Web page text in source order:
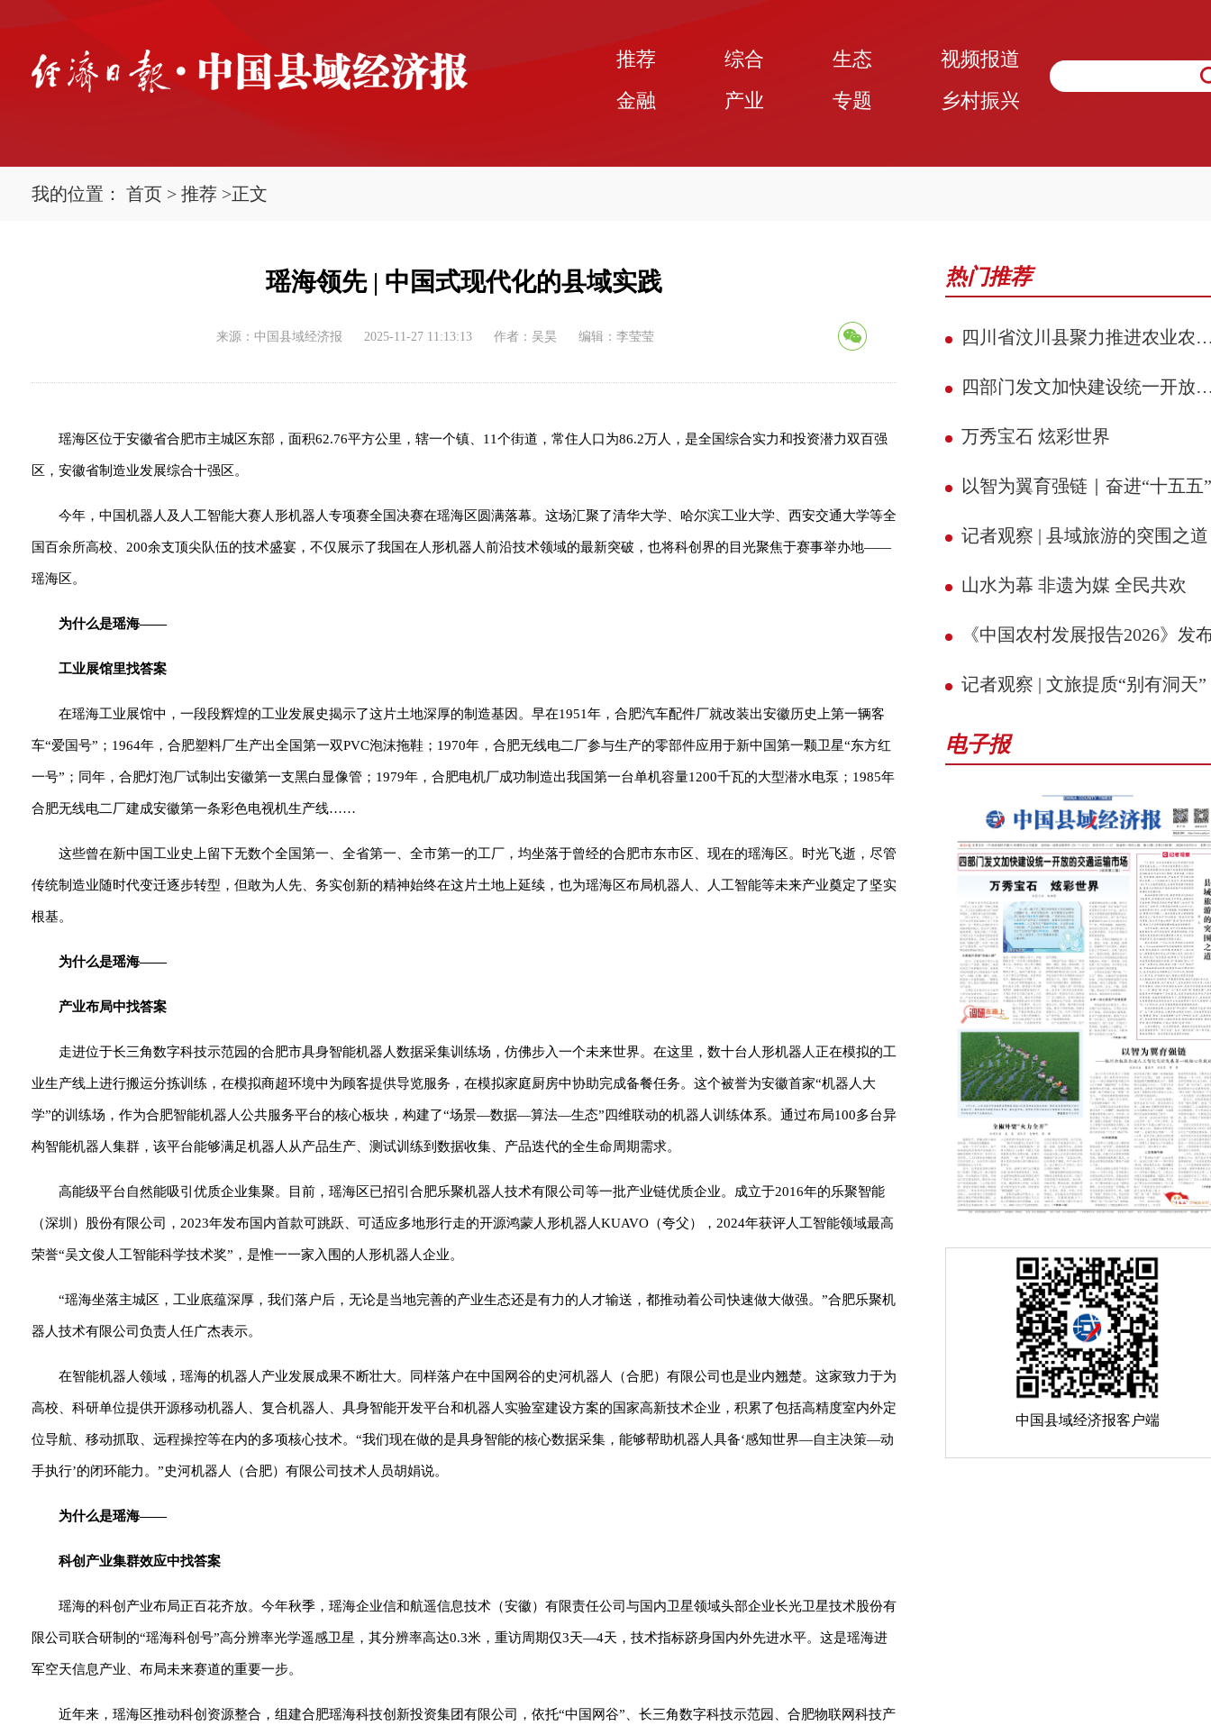
推荐 综合 生态
视频报道
金融
产业 专题 乡村振兴
我的位置： 首页 > 推荐 >正文
瑶海领先 | 中国式现代化的县域实践
来源：中国县域经济报 2025-11-27 11:13:13 作者：吴昊 编辑：李莹莹
瑶海区位于安徽省合肥市主城区东部，面积62.76平方公里，辖一个镇、11个街道，常住人口为86.2万人，是全国综合实力和投资潜力双百强
区，安徽省制造业发展综合十强区。
今年，中国机器人及人工智能大赛人形机器人专项赛全国决赛在瑶海区圆满落幕。这场汇聚了清华大学、哈尔滨工业大学、西安交通大学等全
国百余所高校、200余支顶尖队伍的技术盛宴，不仅展示了我国在人形机器人前沿技术领域的最新突破，也将科创界的目光聚焦于赛事举办地——
瑶海区。
为什么是瑶海——
工业展馆里找答案
在瑶海工业展馆中，一段段辉煌的工业发展史揭示了这片土地深厚的制造基因。早在1951年，合肥汽车配件厂就改装出安徽历史上第一辆客
车“爱国号”；1964年，合肥塑料厂生产出全国第一双PVC泡沫拖鞋；1970年，合肥无线电二厂参与生产的零部件应用于新中国第一颗卫星“东方红
一号”；同年，合肥灯泡厂试制出安徽第一支黑白显像管；1979年，合肥电机厂成功制造出我国第一台单机容量1200千瓦的大型潜水电泵；1985年
合肥无线电二厂建成安徽第一条彩色电视机生产线……
这些曾在新中国工业史上留下无数个全国第一、全省第一、全市第一的工厂，均坐落于曾经的合肥市东市区、现在的瑶海区。时光飞逝，尽管
传统制造业随时代变迁逐步转型，但敢为人先、务实创新的精神始终在这片土地上延续，也为瑶海区布局机器人、人工智能等未来产业奠定了坚实
根基。
为什么是瑶海——
产业布局中找答案
走进位于长三角数字科技示范园的合肥市具身智能机器人数据采集训练场，仿佛步入一个未来世界。在这里，数十台人形机器人正在模拟的工
业生产线上进行搬运分拣训练，在模拟商超环境中为顾客提供导览服务，在模拟家庭厨房中协助完成备餐任务。这个被誉为安徽首家“机器人大
学”的训练场，作为合肥智能机器人公共服务平台的核心板块，构建了“场景—数据—算法—生态”四维联动的机器人训练体系。通过布局100多台异
构智能机器人集群，该平台能够满足机器人从产品生产、测试训练到数据收集、产品迭代的全生命周期需求。
高能级平台自然能吸引优质企业集聚。目前，瑶海区已招引合肥乐聚机器人技术有限公司等一批产业链优质企业。成立于2016年的乐聚智能
（深圳）股份有限公司，2023年发布国内首款可跳跃、可适应多地形行走的开源鸿蒙人形机器人KUAVO（夸父），2024年获评人工智能领域最高
荣誉“吴文俊人工智能科学技术奖”，是惟一一家入围的人形机器人企业。
“瑶海坐落主城区，工业底蕴深厚，我们落户后，无论是当地完善的产业生态还是有力的人才输送，都推动着公司快速做大做强。”合肥乐聚机
器人技术有限公司负责人任广杰表示。
在智能机器人领域，瑶海的机器人产业发展成果不断壮大。同样落户在中国网谷的史河机器人（合肥）有限公司也是业内翘楚。这家致力于为
高校、科研单位提供开源移动机器人、复合机器人、具身智能开发平台和机器人实验室建设方案的国家高新技术企业，积累了包括高精度室内外定
位导航、移动抓取、远程操控等在内的多项核心技术。“我们现在做的是具身智能的核心数据采集，能够帮助机器人具备‘感知世界—自主决策—动
手执行’的闭环能力。”史河机器人（合肥）有限公司技术人员胡娟说。
为什么是瑶海——
科创产业集群效应中找答案
瑶海的科创产业布局正百花齐放。今年秋季，瑶海企业信和航遥信息技术（安徽）有限责任公司与国内卫星领域头部企业长光卫星技术股份有
限公司联合研制的“瑶海科创号”高分辨率光学遥感卫星，其分辨率高达0.3米，重访周期仅3天—4天，技术指标跻身国内外先进水平。这是瑶海进
军空天信息产业、布局未来赛道的重要一步。
近年来，瑶海区推动科创资源整合，组建合肥瑶海科技创新投资集团有限公司，依托“中国网谷”、长三角数字科技示范园、合肥物联网科技产
热门推荐
四川省汶川县聚力推进农业农村现代化 赋能民族地区县域典范建设攻坚见效
四部门发文加快建设统一开放的交通运输市场
万秀宝石 炫彩世界
以智为翼育强链｜奋进“十五五” 县域新征程
记者观察 | 县域旅游的突围之道
山水为幕 非遗为媒 全民共欢
《中国农村发展报告2026》发
记者观察 | 文旅提质“别有洞天”
电子报
中国县域经济报客户端